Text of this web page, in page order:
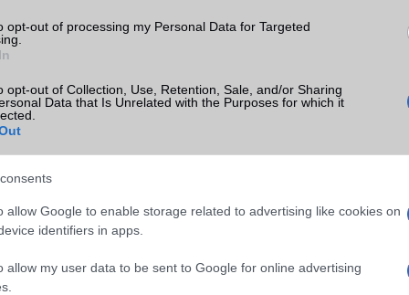
opt-out of processing my Personal Data for Targeted
opt-out of Collection, Use, Retention, Sale, and/or Sharing
Data that Is Unrelated with the Purposes for which it
allow Google to enable storage related to advertising like cookies on
identifiers in apps.
allow my user data to be sent to Google for online advertising
Blackberry Nincs
GPS aGPS (USA), Glonass (Orosz)
Push to Talk
AKKUMULÁTOR